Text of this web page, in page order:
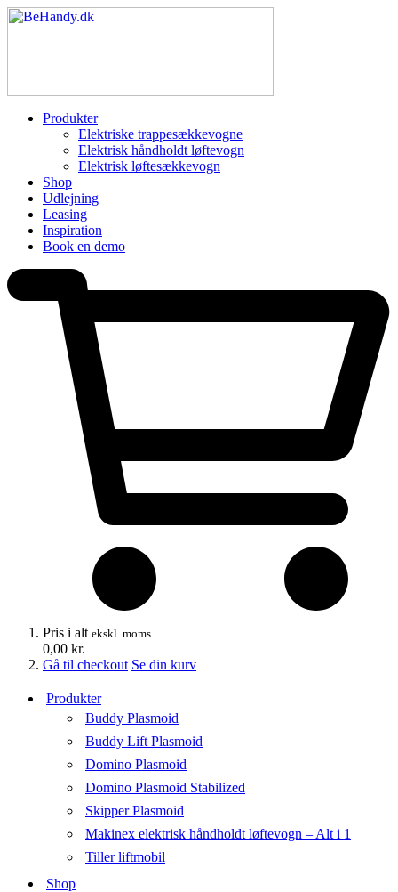
Produkter
Elektriske trappesækkevogne
Elektrisk håndholdt løftevogn
Elektrisk løftesækkevogn
Shop
Udlejning
Leasing
Inspiration
Book en demo
Pris i alt ekskl. moms
0,00 kr.
Gå til checkout Se din kurv
Produkter
Buddy Plasmoid
Buddy Lift Plasmoid
Domino Plasmoid
Domino Plasmoid Stabilized
Skipper Plasmoid
Makinex elektrisk håndholdt løftevogn – Alt i 1
Tiller liftmobil
Shop